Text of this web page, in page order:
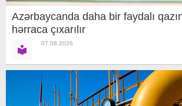
Azərbaycanda daha bir faydalı
hərraca çıxarılır
07.08.2026